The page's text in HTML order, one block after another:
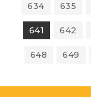
634 635
641 642
648 649